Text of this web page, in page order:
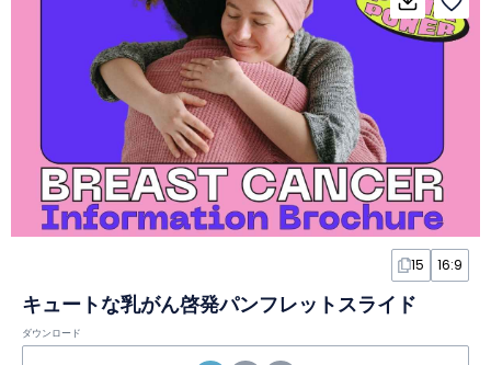
15 16:9
キュートな乳がん啓発パンフレットスライド
ダウンロード